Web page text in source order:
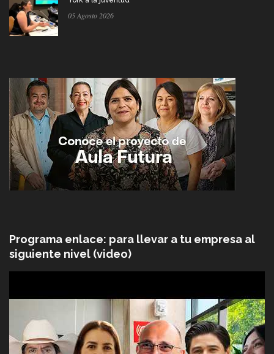
05 Agosto 2026
Programa enlace: para llevar a tu empresa al
siguiente nivel (video)